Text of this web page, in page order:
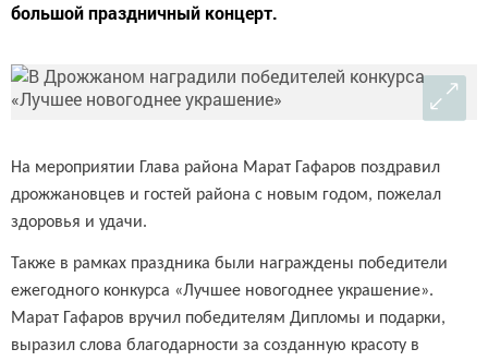
большой праздничный концерт.
На мероприятии Глава района Марат Гафаров поздравил
дрожжановцев и гостей района с новым годом, пожелал
здоровья и удачи.
Также в рамках праздника были награждены победители
ежегодного конкурса «Лучшее новогоднее украшение».
Марат Гафаров вручил победителям Дипломы и подарки,
выразил слова благодарности за созданную красоту в